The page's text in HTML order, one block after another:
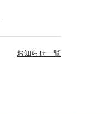
お知らせ一覧